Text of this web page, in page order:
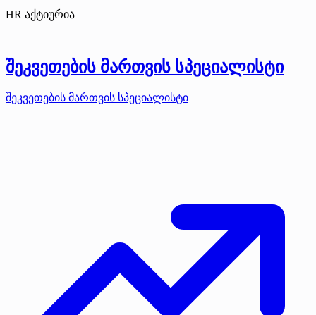
HR აქტიურია
შეკვეთების მართვის სპეციალისტი
შეკვეთების მართვის სპეციალისტი